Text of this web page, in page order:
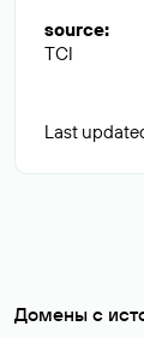
source:
TCI
Last
Домены с